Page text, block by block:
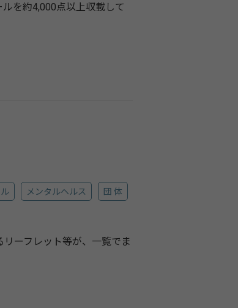
を約4,000点以上収載して
メンタルヘルス 団 体
ーフレット等が、一覧でま